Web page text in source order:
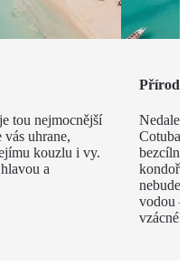
tou nejmocnější
uhrane,
kouzlu i vy.
a
vodou